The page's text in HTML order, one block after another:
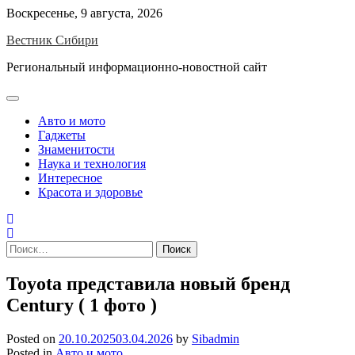
Skip
content
Воскресенье, 9 августа, 2026
Вестник Сибири
Региональный информационно-новостной сайт
Авто и мото
Гаджеты
Знаменитости
Наука и технология
Интересное
Красота и здоровье
Найти:
Toyota представила новый бренд
Century ( 1 фото )
Posted on 20.10.202503.04.2026 by Sibadmin